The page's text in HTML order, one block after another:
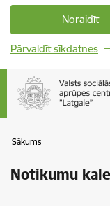
Noraidīt
Pārvaldīt sīkdatnes
Sākums
Notikumu